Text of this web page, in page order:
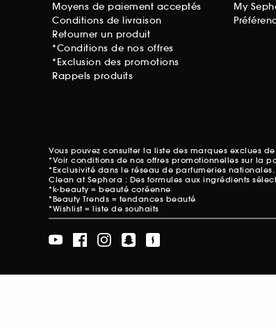
Moyens de paiement acceptés
Conditions de livraison
Retourner un produit
*Conditions de nos offres
*Exclusion des promotions
Rappels produits
My
Vous pouvez consulter la liste des marques exclues
*Voir conditions de nos offres promotionnelles sur la
*Exclusivité dans le réseau de parfumeries nationales.
Clean at Sephora : Des formules aux ingrédients
*k-beauty = beauté coréenne
*Beauty Trends = tendances beauté
*Wishlist = liste de souhaits